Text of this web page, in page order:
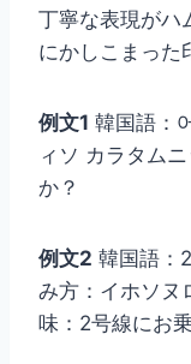
丁寧な表現がハ
にかしこまった
例文1 韓国語：
ィソ カラタム
か？
例文2 韓国語：
み方：イホソヌ
味：2号線にお